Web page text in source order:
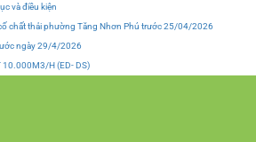
và điều kiện
chất thải phường Tăng Nhơn Phú trước 25/04/2026
ngày 29/4/2026
10.000M3/H (ED- DS)